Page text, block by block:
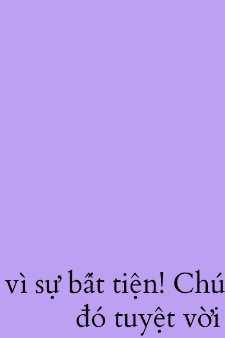
sự bất tiện!
đó tuyệt